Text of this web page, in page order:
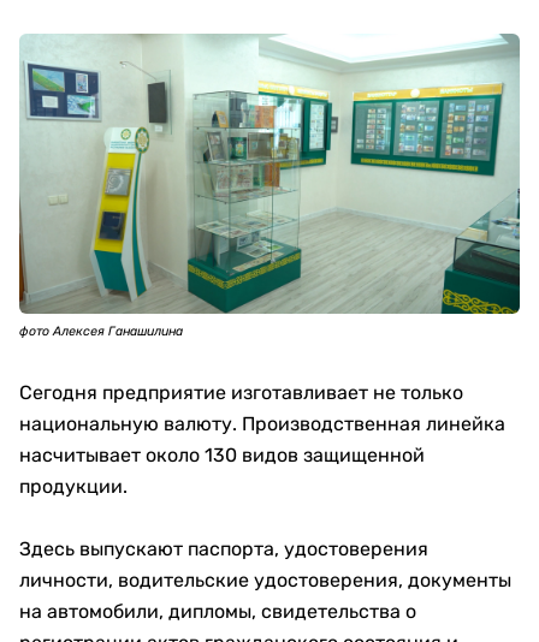
фото Алексея Ганашилина
Сегодня предприятие изготавливает не только
национальную валюту. Производственная линейка
насчитывает около 130 видов защищенной
продукции.
Здесь выпускают паспорта, удостоверения
личности, водительские удостоверения, документы
на автомобили, дипломы, свидетельства о